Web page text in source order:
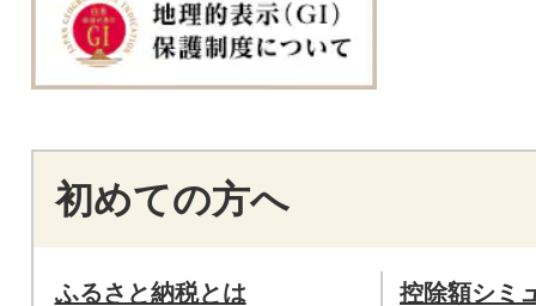
初めての方へ
ふるさと納税とは 控除額シミ